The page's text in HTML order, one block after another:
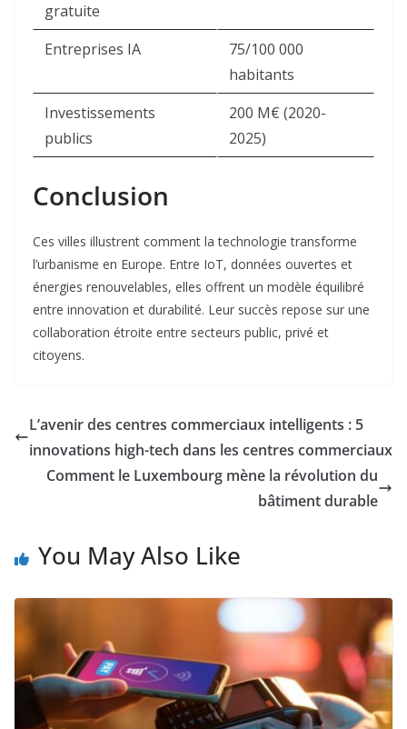
gratuite
Entreprises IA
75/100 000
habitants
Investissements
publics
200 M€ (2020-
2025)
Conclusion
Ces villes illustrent comment la technologie transforme
l’urbanisme en Europe. Entre IoT, données ouvertes et
énergies renouvelables, elles offrent un modèle équilibré
entre innovation et durabilité. Leur succès repose sur une
collaboration étroite entre secteurs public, privé et
citoyens.
L’avenir des centres commerciaux intelligents : 5
innovations high-tech dans les centres commerciaux
Comment le Luxembourg mène la révolution du
bâtiment durable
You May Also Like